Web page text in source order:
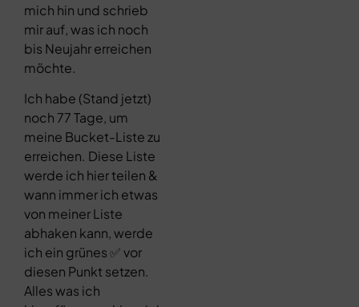
mich hin und schrieb
mir auf, was ich noch
bis Neujahr erreichen
möchte.
Ich habe (Stand jetzt)
noch 77 Tage, um
meine Bucket-Liste zu
erreichen. Diese Liste
werde ich hier teilen &
wann immer ich etwas
von meiner Liste
abhaken kann, werde
ich ein grünes ✅ vor
diesen Punkt setzen.
Alles was ich